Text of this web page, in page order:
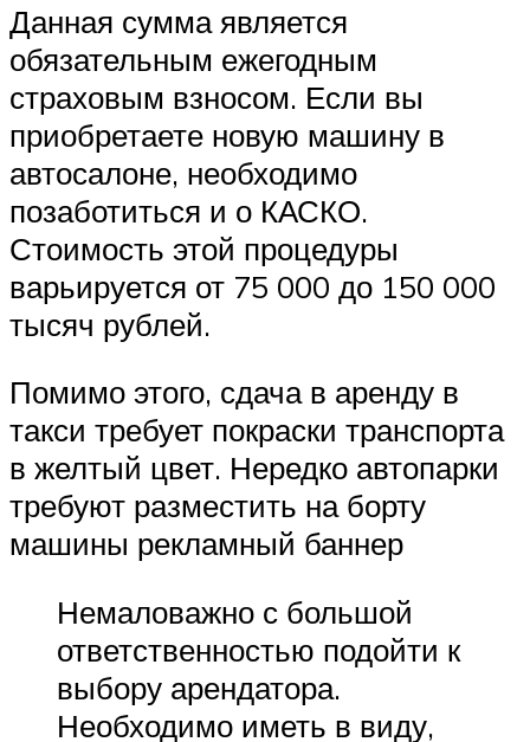
Данная сумма является
обязательным ежегодным
страховым взносом. Если вы
приобретаете новую машину в
автосалоне, необходимо
позаботиться и о КАСКО.
Стоимость этой процедуры
варьируется от 75 000 до 150 000
тысяч рублей.
Помимо этого, сдача в аренду в
такси требует покраски транспорта
в желтый цвет. Нередко автопарки
требуют разместить на борту
машины рекламный баннер
Немаловажно с большой
ответственностью подойти к
выбору арендатора.
Необходимо иметь в виду,